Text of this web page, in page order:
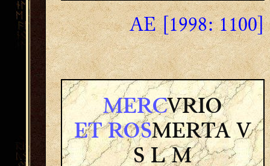
AE [1998: 1100]
MERCVRIO
ET ROSMERTA V
S L M